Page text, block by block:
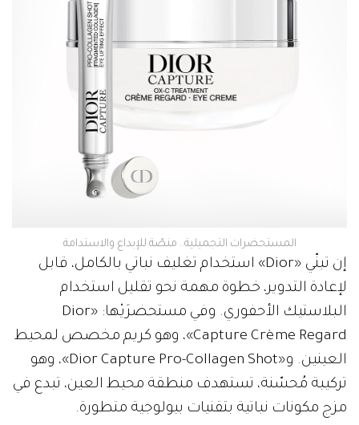
المستحضرات التجميلية.. منصّة للإبداع والاستدامة
إن تبنّي «Dior» استخدام تغليف نباتي بالكامل، قابل
لإعادة التدوير، خطوة مهمة نحو تقليل استخدام
البلاستيك الأحفوري. وفي مستحضرَيْها: «Dior
Capture Crème Regard»، وهو كريم مخصص لمحيط
العينين. و«Dior Capture Pro-Collagen Shot»، وهو
تركيبة مُحسّنة، تستهدف منطقة محيط العين، تبدع في
مزج مكونات نباتية بتقنيات بيولوجية متطورة.